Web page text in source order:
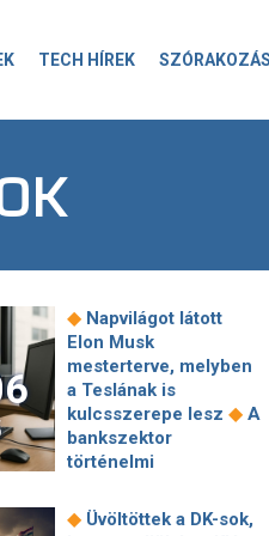
TECH HÍREK SZÓRAKOZÁS
◆ Napvilágot látott
Elon Musk
mesterterve, melyben
a Teslának is
kulcsszerepe lesz ◆ A
bankszektor
történelmi
érkezett◆
Hazánkba
◆ Üvöltöttek a DK-sok,